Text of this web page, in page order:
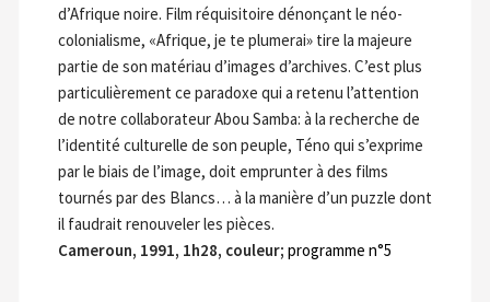
d’Afrique noire. Film réquisitoire dénonçant le néo-
colonialisme, «Afrique, je te plumerai» tire la majeure
partie de son matériau d’images d’archives. C’est plus
particulière­ment ce paradoxe qui a retenu l’attention
de notre collaborateur Abou Samba: à la recherche de
l’identité culturelle de son peuple, Téno qui s’exprime
par le biais de l’image, doit emprun­ter à des films
tournés par des Blancs… à la manière d’un puzzle dont
il faudrait renouveler les pièces.
Cameroun, 1991, 1h28, couleur; programme n°5